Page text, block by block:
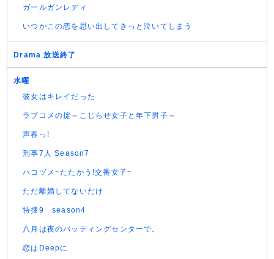
ガールガンレディ
いつかこの恋を思い出してきっと泣いてしまう
Drama 放送終了
水曜
彼女はキレイだった
ラブコメの掟～こじらせ女子と年下男子～
声春っ!
刑事7人 Season7
ハコヅメ~たたかう!交番女子~
ただ離婚してないだけ
特捜9 season4
八月は夜のバッティングセンターで。
恋はDeepに